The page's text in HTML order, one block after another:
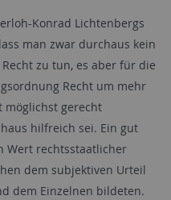
Konrad Lichtenbergs
man zwar durchaus kein
zu tun, es aber für die
Recht um mehr
möglichst gerecht
hilfreich sei. Ein gut
Wert rechtsstaatlicher
dem subjektiven Urteil
dem Einzelnen bildeten.